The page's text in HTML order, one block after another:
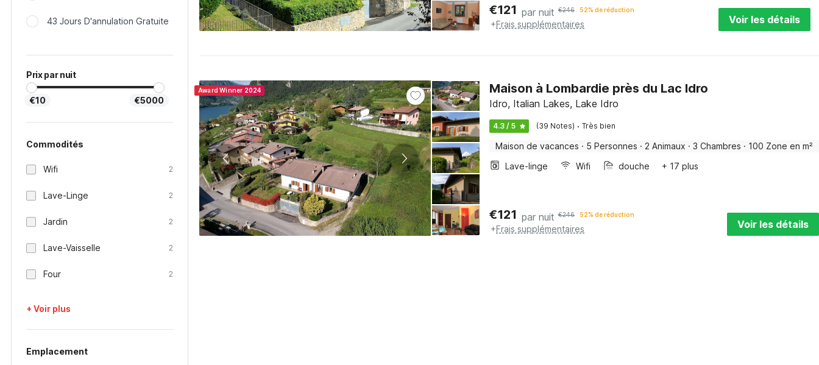
43 Jours D'annulation Gratuite
Prix par nuit
€10 €5000
Commodités
Wifi 2
Lave-Linge 2
Jardin 2
Lave-Vaisselle 2
Four 2
+ Voir plus
Emplacement
€121 par nuit €246 52% de réduction
+Frais supplémentaires Voir les détails
Award Winner 2024 Maison à Lombardie près du Lac Idro
Idro, Italian Lakes, Lake Idro
4.3 / 5 (39 Notes) · Très bien
Maison de vacances · 5 Personnes · 2 Animaux · 3 Chambres · 100 Zone en m²
Lave-linge
Wifi douche + 17 plus
€121 par nuit €246 52% de réduction
+Frais supplémentaires Voir les détails